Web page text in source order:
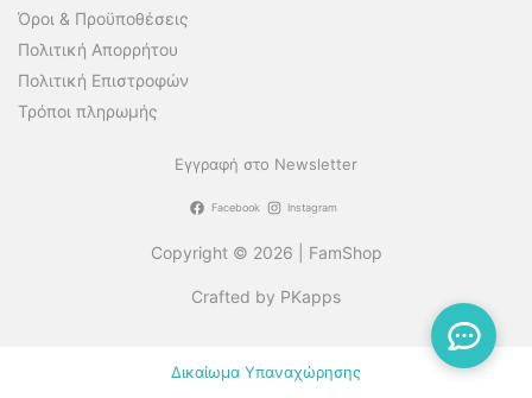
Όροι & Προϋποθέσεις
Πολιτική Απορρήτου
Πολιτική Επιστροφών
Τρόποι πληρωμής
Εγγραφή στο Newsletter
Facebook Instagram
Copyright © 2026 | FamShop
Crafted by PKapps
Δικαίωμα Υπαναχώρησης